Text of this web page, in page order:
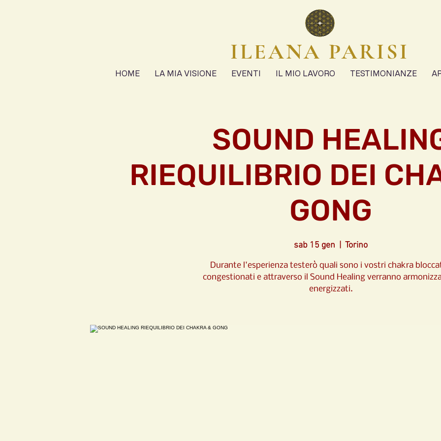
ILEANA PARISI
HOME LA MIA VISIONE EVENTI IL MIO LAVORO TESTIMONIANZE
SOUND
RIEQUILIBRIO DEI
GONG
sab 15 gen Torino
Durante l'esperienza testerò quali sono i vostri chakra
congestionati e attraverso il Sound Healing verranno
energizzati.